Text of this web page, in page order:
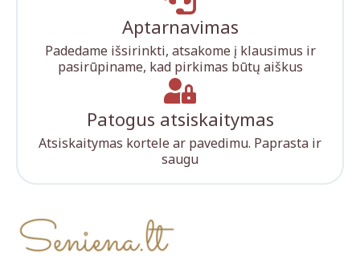
Aptarnavimas
Padedame išsirinkti, atsakome į klausimus ir
pasirūpiname, kad pirkimas būtų aiškus
Patogus atsiskaitymas
Atsiskaitymas kortele ar pavedimu. Paprasta ir
saugu